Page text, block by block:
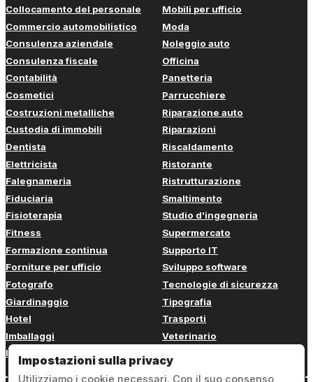
Collocamento del personale
Commercio automobilistico
Consulenza aziendale
Consulenza fiscale
Contabilità
Cosmetici
Costruzioni metalliche
Custodia di immobili
Dentista
Elettricista
Falegnameria
Fiduciaria
Fisioterapia
Fitness
Formazione continua
Forniture per ufficio
Fotografo
Giardinaggio
Hotel
Imballaggi
Imbianchino
Mobili per ufficio
Moda
Noleggio auto
Officina
Panetteria
Parrucchiere
Riparazione auto
Riparazioni
Riscaldamento
Ristorante
Ristrutturazione
Smaltimento
Studio d’ingegneria
Supermercato
Supporto IT
Sviluppo software
Tecnologie di sicurezza
Tipografia
Trasporti
Veterinario
Impostazioni sulla privacy
Utilizziamo i cookie necessari. Con il suo consenso,